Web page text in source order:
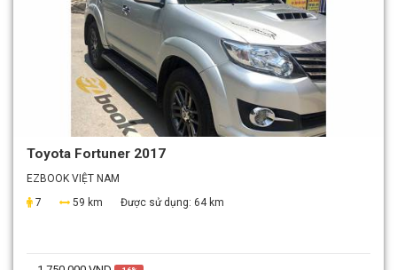
Toyota Fortuner 2017
EZBOOK VIỆT NAM
7
59 km Được sử dụng: 64 km